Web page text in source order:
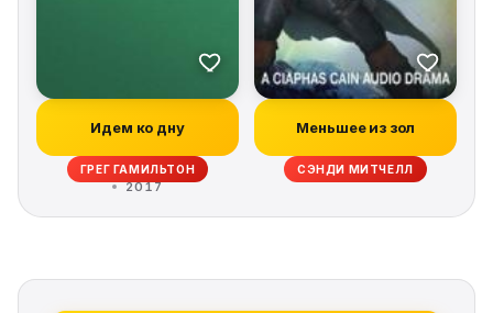
Идем ко дну
ГРЕГ ГАМИЛЬТОН
2017
Меньшее из зол
СЭНДИ МИТЧЕЛЛ